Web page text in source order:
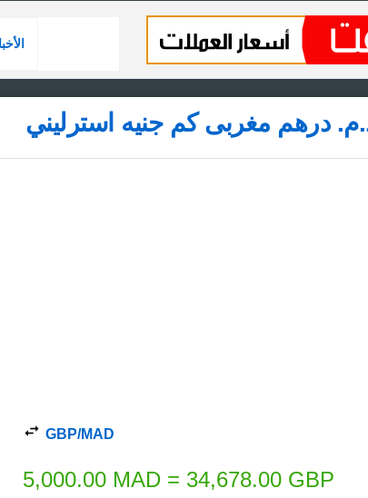
GBP/MAD
5,000.00 MAD = 34,678.00 GBP